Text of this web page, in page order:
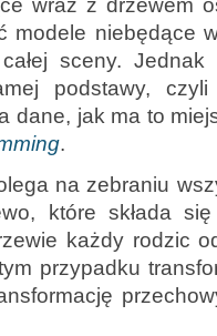
modele niebędące
sceny.
podstawy,
dane, jak ma to
.
na zebraniu
które składa
każdy rodzic
przypadku